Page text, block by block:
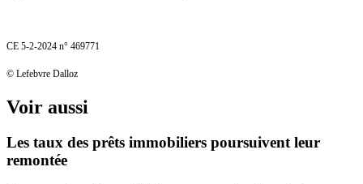
CE 5‑2‑2024 n° 469771
© Lefebvre Dalloz
Voir aussi
Les taux des prêts immobiliers poursuivent leur
remontée